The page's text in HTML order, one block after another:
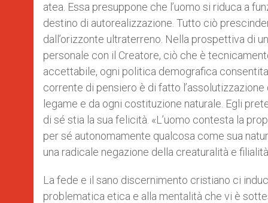
atea. Essa presuppone che l’uomo si riduca a
destino di autorealizzazione. Tutto ciò
dall’orizzonte ultraterreno. Nella prospettiva di
personale con il Creatore, ciò che è
accettabile, ogni politica demografica
corrente di pensiero è di fatto l’assolutizzazione
legame e da ogni costituzione naturale. Egli
di sé stia la sua felicità. «L’uomo contesta la
per sé autonomamente qualcosa come sua
una radicale negazione della creaturalità e
La fede e il sano discernimento cristiano ci
problematica etica e alla mentalità che vi è